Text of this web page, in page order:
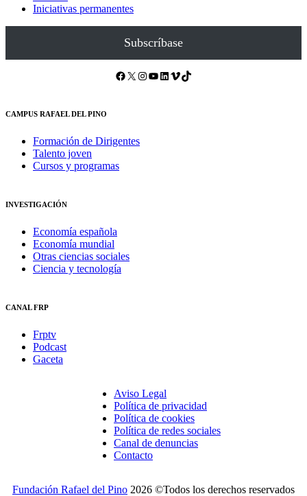
Iniciativas permanentes
Subscríbase
Facebook X Instagram YouTube LinkedIn Vimeo TikTok
CAMPUS RAFAEL DEL PINO
Formación de Dirigentes
Talento joven
Cursos y programas
INVESTIGACIÓN
Economía española
Economía mundial
Otras ciencias sociales
Ciencia y tecnología
CANAL FRP
Frptv
Podcast
Gaceta
Aviso Legal
Política de privacidad
Política de cookies
Política de redes sociales
Canal de denuncias
Contacto
Fundación Rafael del Pino 2026 ©Todos los derechos reservados